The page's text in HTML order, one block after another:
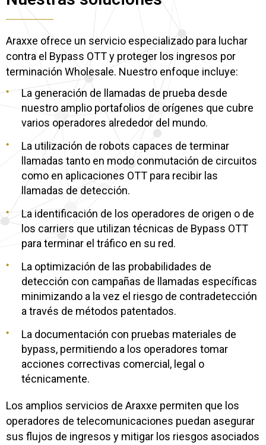
Araxxe ofrece un servicio especializado para luchar
contra el Bypass OTT y proteger los ingresos por
terminación Wholesale. Nuestro enfoque incluye:
La generación de llamadas de prueba desde
nuestro amplio portafolios de orígenes que cubre
varios operadores alrededor del mundo.
La utilización de robots capaces de terminar
llamadas tanto en modo conmutación de circuitos
como en aplicaciones OTT para recibir las
llamadas de detección.
La identificación de los operadores de origen o de
los carriers que utilizan técnicas de Bypass OTT
para terminar el tráfico en su red.
La optimización de las probabilidades de
detección con campañas de llamadas específicas
minimizando a la vez el riesgo de contradetección
a través de métodos patentados.
La documentación con pruebas materiales de
bypass, permitiendo a los operadores tomar
acciones correctivas comercial, legal o
técnicamente.
Los amplios servicios de Araxxe permiten que los
operadores de telecomunicaciones puedan asegurar
sus flujos de ingresos y mitigar los riesgos asociados